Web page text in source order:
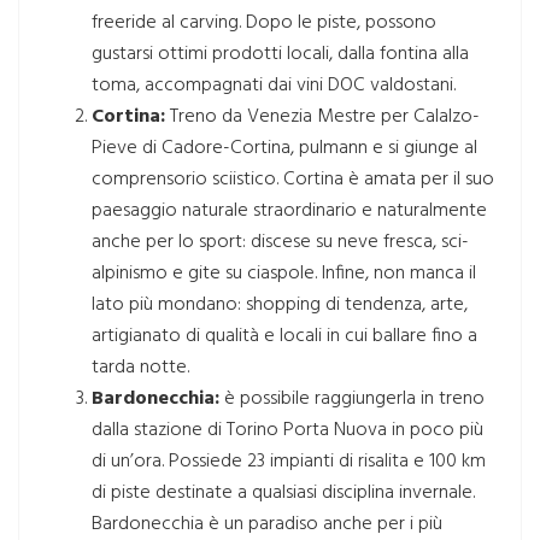
freeride al carving. Dopo le piste, possono
gustarsi ottimi prodotti locali, dalla fontina alla
toma, accompagnati dai vini DOC valdostani.
Cortina:Treno da Venezia Mestre per Calalzo-
Pieve di Cadore-Cortina, pulmann e si giunge al
comprensorio sciistico. Cortina è amata per il suo
paesaggio naturale straordinario e naturalmente
anche per lo sport: discese su neve fresca, sci-
alpinismo e gite su ciaspole. Infine, non manca il
lato più mondano: shopping di tendenza, arte,
artigianato di qualità e locali in cui ballare fino a
tarda notte.
Bardonecchia:è possibile raggiungerla in treno
dalla stazione di Torino Porta Nuova in poco più
di un’ora. Possiede 23 impianti di risalita e 100 km
di piste destinate a qualsiasi disciplina invernale.
Bardonecchia è un paradiso anche per i più